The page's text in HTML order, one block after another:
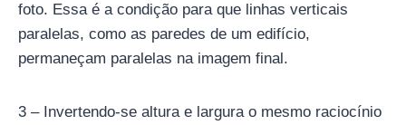
foto. Essa é a condição para que linhas verticais
paralelas, como as paredes de um edifício,
permaneçam paralelas na imagem final.
3 – Invertendo-se altura e largura o mesmo raciocínio